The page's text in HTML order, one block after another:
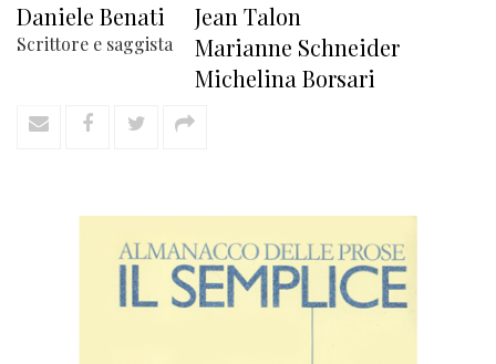
Daniele Benati
Scrittore e saggista
Jean Talon
Marianne Schneider
Michelina Borsari